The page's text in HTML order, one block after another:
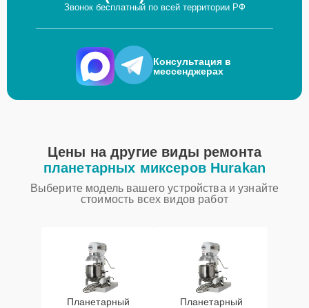
Звонок бесплатный по всей территории РФ
Консультация в
мессенджерах
Цены на другие виды ремонта
планетарных миксеров Hurakan
Выберите модель вашего устройства и узнайте
стоимость всех видов работ
Планетарный
Планетарный